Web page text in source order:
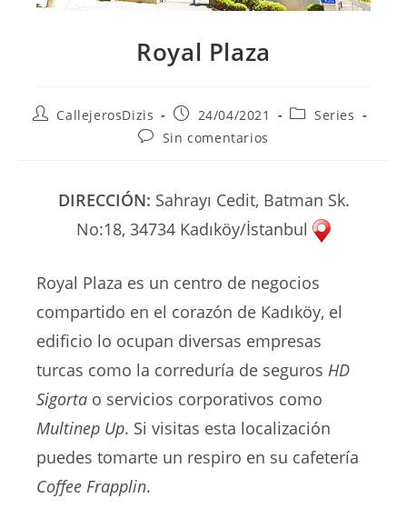
Royal Plaza
AutorCallejerosDizis
Publicación
la
24/04/2021
Categoría
Series
Comentarios
Sin comentarios
DIRECCIÓN: Sahrayı Cedit, Batman Sk.
No:18, 34734 Kadıköy/İstanbul
Royal Plaza es un centro de negocios
compartido en el corazón de Kadıköy, el
edificio lo ocupan diversas empresas
turcas como la correduría de seguros HD
Sigorta o servicios corporativos como
Multinep Up. Si visitas esta localización
puedes tomarte un respiro en su cafetería
Coffee Frapplin.